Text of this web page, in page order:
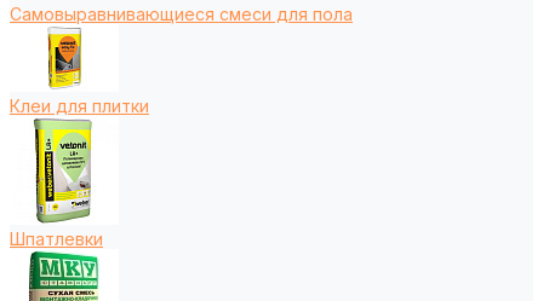
Самовыравнивающиеся смеси для пола
Клеи для плитки
Шпатлевки